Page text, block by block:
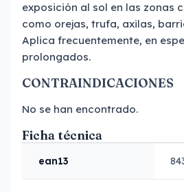
exposición al sol en las zonas
como orejas, trufa, axilas,
Aplica frecuentemente, en
prolongados.
CONTRAINDICACIONES
No se han encontrado.
Ficha técnica
ean13